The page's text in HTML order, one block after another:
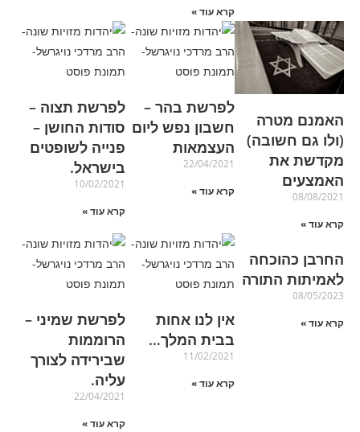
קרא עוד »
האמנם מטרה
(ולו גם חשובה)
מקדשת את
האמצעים
08/08/2021
קרא עוד »
לפרשת בהר –
חשבון נפש ליום
העצמאות
22/04/2021
קרא עוד »
לפרשת תצוה –
סודות החושן –
פנייה לשופטים
בישראל.
10/02/2021
קרא עוד »
החרבן כהוכחה
לאמיתות התורה
08/05/2023
קרא עוד »
אין לנו אחות
בבית המלך…
11/02/2021
קרא עוד »
לפרשת שמיני –
הרוממות
שבירידה לצורך
עליה.
22/04/2021
קרא עוד »